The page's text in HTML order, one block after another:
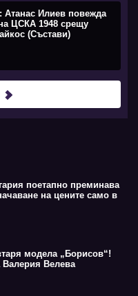
Атанас Илиев повежда
ЦСКА 1948 срещу
(Състави)
поетапно преминава
на цените само в
модела „Борисов“!
Валерия Велева